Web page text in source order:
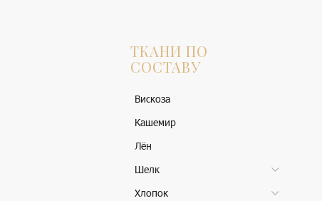
ТКАНИ ПО
СОСТАВУ
Вискоза
Кашемир
Лён
Шелк
Хлопок